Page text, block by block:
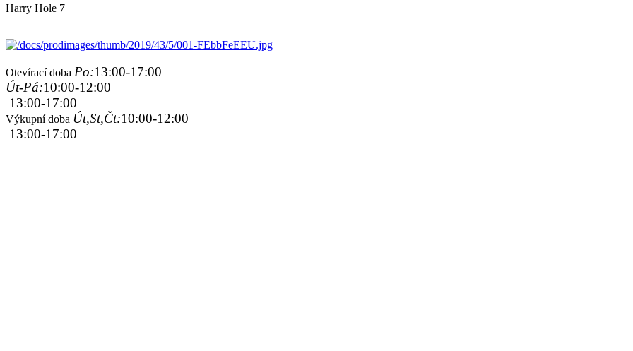
Harry Hole 7
Otevírací doba Po:13:00-17:00
Út-Pá:10:00-12:00
13:00-17:00
Výkupní doba Út,St,Čt:10:00-12:00
13:00-17:00